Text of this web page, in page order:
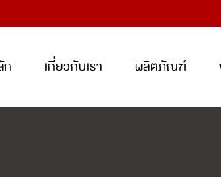
ก เกี่ยวกับเรา ผลิตภัณฑ์